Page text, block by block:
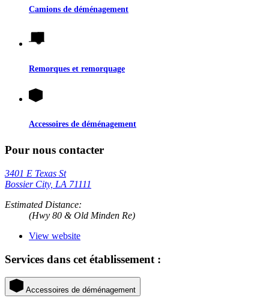
Camions de déménagement
Remorques et remorquage
Accessoires de déménagement
Pour nous contacter
3401 E Texas St
Bossier City, LA 71111
Estimated Distance:
(Hwy 80 & Old Minden Re)
View website
Services dans cet établissement :
Accessoires de déménagement